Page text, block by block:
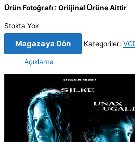
Ürün Fotoğrafı : Oriijinal Ürüne Aittir
Stokta Yok
Magazaya Dön Kategoriler:
Açıklama